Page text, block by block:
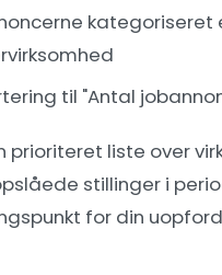
kategoriseret
til "Antal
prioriteret liste over
stillinger i
for din